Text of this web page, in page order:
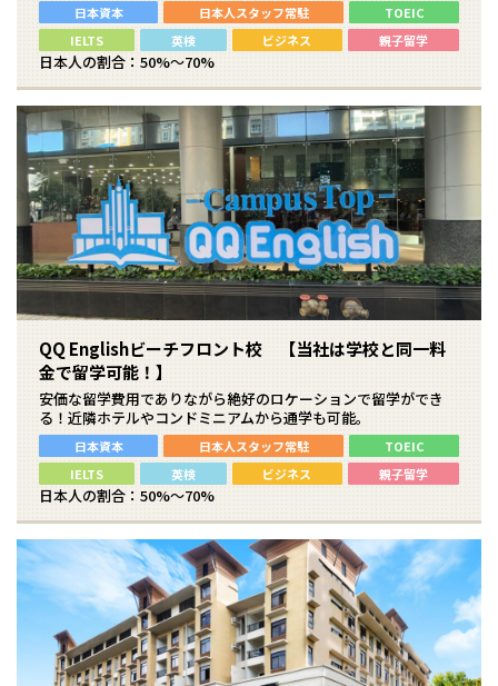
日本資本 日本人スタッフ常駐
TOEIC
IELTS
英検 ビジネス 親子留学
日本人の割合：50%～70%
QQ Englishビーチフロント校 【当社は学校と同一料
金で留学可能！】
安価な留学費用でありながら絶好のロケーションで留学ができ
る！近隣ホテルやコンドミニアムから通学も可能。
日本資本 日本人スタッフ常駐
TOEIC
IELTS
英検 ビジネス 親子留学
日本人の割合：50%～70%